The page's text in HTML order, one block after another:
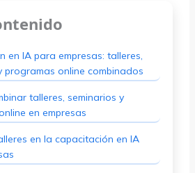
en IA para empresas: talleres,
programas online combinados
talleres, seminarios y
en empresas
en la capacitación en IA